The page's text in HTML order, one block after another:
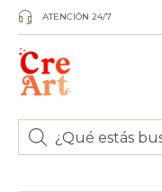
ATENCIÓN 24/7